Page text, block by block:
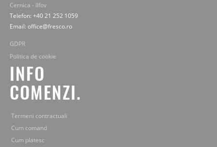
Cernica - Ilfov
Telefon: +40 21 252 1059
Email: office@fresco.ro
GDPR
Politica de cookie
INFO
COMENZI.
Termeni contractuali
Cum comand
Cum platesc